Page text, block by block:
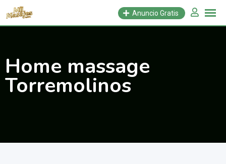
Saltar
Anuncio Gratis
Home massage
Torremolinos